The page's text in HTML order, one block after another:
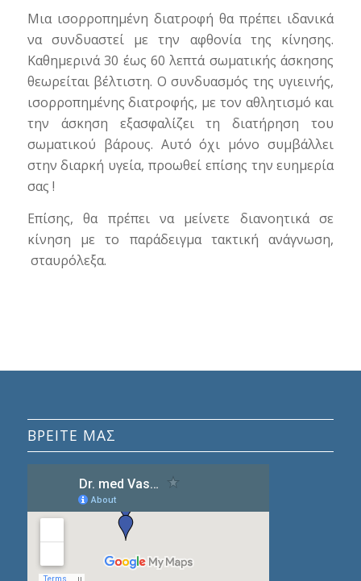
Μια ισορροπημένη διατροφή θα πρέπει ιδανικά
να συνδυαστεί με την αφθονία της κίνησης.
Καθημερινά 30 έως 60 λεπτά σωματικής άσκησης
θεωρείται βέλτιστη. Ο συνδυασμός της υγιεινής,
ισορροπημένης διατροφής, με τον αθλητισμό και
την άσκηση εξασφαλίζει τη διατήρηση του
σωματικού βάρους. Αυτό όχι μόνο συμβάλλει
στην διαρκή υγεία, προωθεί επίσης την ευημερία
σας !
Επίσης, θα πρέπει να μείνετε διανοητικά σε
κίνηση με το παράδειγμα τακτική ανάγνωση,
σταυρόλεξα.
ΒΡΕΊΤΕ ΜΑΣ